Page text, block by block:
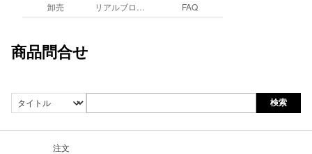
卸売
FAQ
商品問合せ
検索
注文